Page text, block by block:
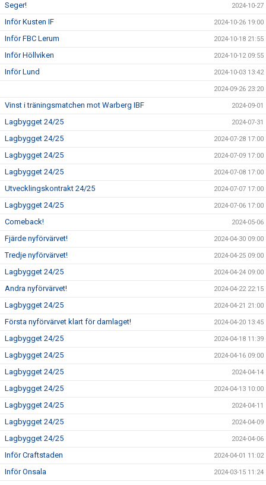
Seger! 2024-10-27
Inför Kusten IF 2024-10-26 19:00
Inför FBC Lerum 2024-10-18 21:55
Inför Höllviken 2024-10-12 09:55
Inför Lund 2024-10-03 13:42
2024-09-26 23:20
Vinst i träningsmatchen mot Warberg IBF 2024-09-01
Lagbygget 24/25 2024-07-31
Lagbygget 24/25 2024-07-28 17:00
Lagbygget 24/25 2024-07-09 17:00
Lagbygget 24/25 2024-07-08 17:00
Utvecklingskontrakt 24/25 2024-07-07 17:00
Lagbygget 24/25 2024-07-06 17:00
Comeback! 2024-05-06
Fjärde nyförvärvet! 2024-04-30 09:00
Tredje nyförvärvet! 2024-04-25 09:00
Lagbygget 24/25 2024-04-24 09:00
Andra nyförvärvet! 2024-04-22 22:15
Lagbygget 24/25 2024-04-21 21:00
Första nyförvärvet klart för damlaget! 2024-04-20 13:45
Lagbygget 24/25 2024-04-18 11:39
Lagbygget 24/25 2024-04-16 09:00
Lagbygget 24/25 2024-04-14
Lagbygget 24/25 2024-04-13 10:00
Lagbygget 24/25 2024-04-11
Lagbygget 24/25 2024-04-09
Lagbygget 24/25 2024-04-06
Inför Craftstaden 2024-04-01 11:02
Inför Onsala 2024-03-15 11:24